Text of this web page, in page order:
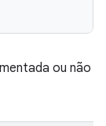
ou não